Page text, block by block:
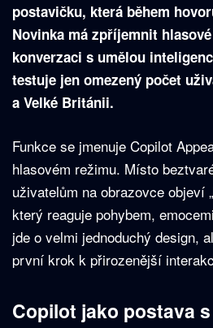
postavičku, která během
Novinka má zpříjemnit
konverzaci s umělou
testuje jen omezený počet
a Velké Británii.
Funkce se jmenuje Copilot
hlasovém režimu. Místo
uživatelům na obrazovce objeví
který reaguje pohybem,
jde o velmi jednoduchý design,
první krok k přirozenější
Copilot jako postava